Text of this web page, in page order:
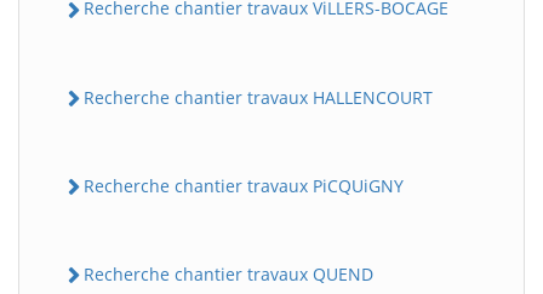
Recherche chantier travaux ViLLERS-BOCAGE
Recherche chantier travaux HALLENCOURT
Recherche chantier travaux PiCQUiGNY
Recherche chantier travaux QUEND